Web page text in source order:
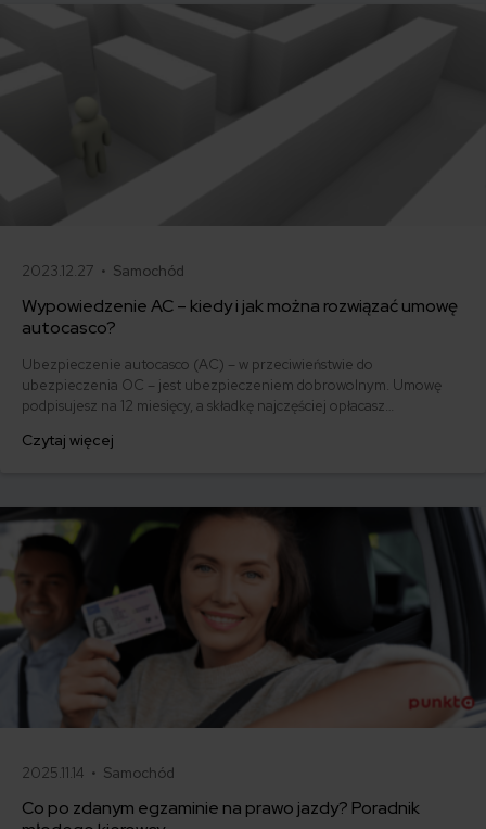
2023.12.27 • Samochód
Wypowiedzenie AC – kiedy i jak można rozwiązać umowę
autocasco?
Ubezpieczenie autocasco (AC) – w przeciwieństwie do
ubezpieczenia OC – jest ubezpieczeniem dobrowolnym. Umowę
podpisujesz na 12 miesięcy, a składkę najczęściej opłacasz
ofertę lub zdecydowałeś się sprzedać samochód w trakcie trwania
Czytaj więcej
2025.11.14 • Samochód
Co po zdanym egzaminie na prawo jazdy? Poradnik